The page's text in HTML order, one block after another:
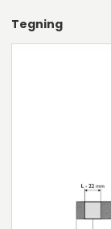
Tegning